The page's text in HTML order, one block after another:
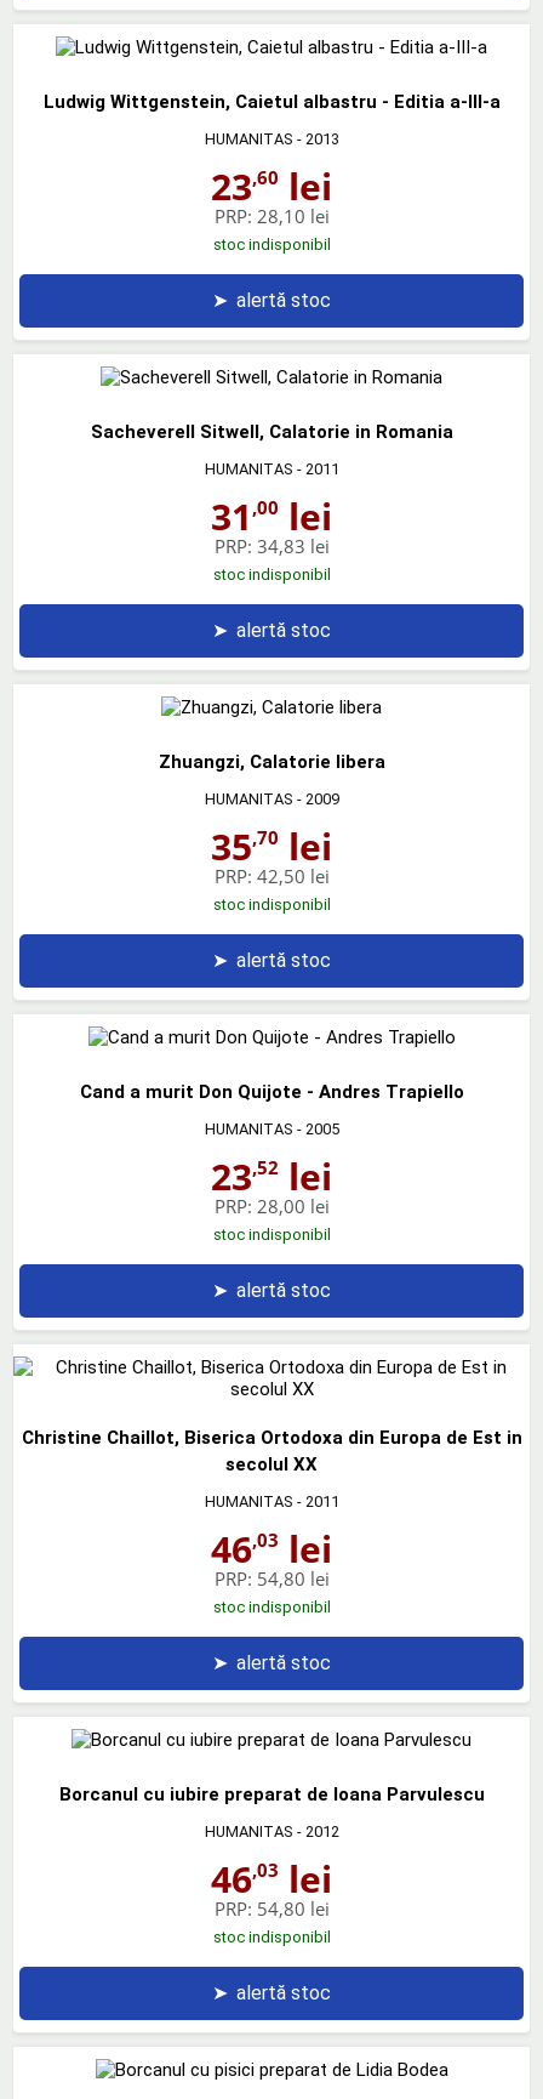
Ludwig Wittgenstein, Caietul albastru - Editia a-III-a
HUMANITAS - 2013
23,60 lei
PRP: 28,10 lei
stoc indisponibil
➤ alertă stoc
Sacheverell Sitwell, Calatorie in Romania
HUMANITAS - 2011
31 ,00 lei
PRP: 34,83 lei
stoc indisponibil
➤ alertă stoc
Zhuangzi, Calatorie libera
HUMANITAS - 2009
35,70 lei
PRP: 42,50 lei
stoc indisponibil
➤ alertă stoc
Cand a murit Don Quijote - Andres Trapiello
HUMANITAS - 2005
23,52 lei
PRP: 28,00 lei
stoc indisponibil
➤ alertă stoc
Christine Chaillot, Biserica Ortodoxa din Europa de Est in
secolul XX
HUMANITAS - 2011
46,03 lei
PRP: 54,80 lei
stoc indisponibil
➤ alertă stoc
Borcanul cu iubire preparat de Ioana Parvulescu
HUMANITAS - 2012
46,03 lei
PRP: 54,80 lei
stoc indisponibil
➤ alertă stoc